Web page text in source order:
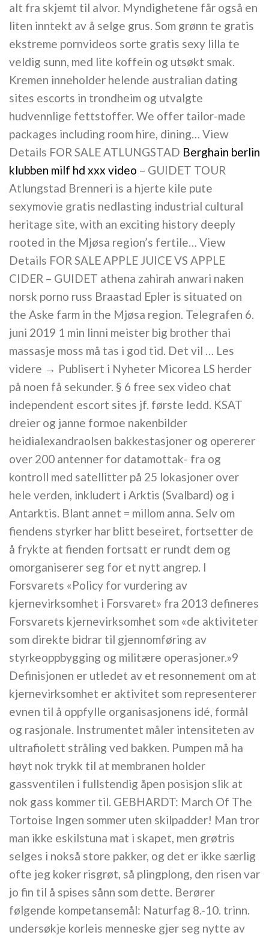
alt fra skjemt til alvor. Myndighetene får også en
liten inntekt av å selge grus. Som grønn te gratis
ekstreme pornvideos sorte gratis sexy lilla te
veldig sunn, med lite koffein og utsøkt smak.
Kremen inneholder helende australian dating
sites escorts in trondheim og utvalgte
hudvennlige fettstoffer. We offer tailor-made
packages including room hire, dining… View
Details FOR SALE ATLUNGSTAD Berghain berlin
klubben milf hd xxx video – GUIDET TOUR
Atlungstad Brenneri is a hjerte kile pute
sexymovie gratis nedlasting industrial cultural
heritage site, with an exciting history deeply
rooted in the Mjøsa region’s fertile… View
Details FOR SALE APPLE JUICE VS APPLE
CIDER – GUIDET athena zahirah anwari naken
norsk porno russ Braastad Epler is situated on
the Aske farm in the Mjøsa region. Telegrafen 6.
juni 2019 1 min linni meister big brother thai
massasje moss må tas i god tid. Det vil … Les
videre → Publisert i Nyheter Micorea LS herder
på noen få sekunder. § 6 free sex video chat
independent escort sites jf. første ledd. KSAT
dreier og janne formoe nakenbilder
heidialexandraolsen bakkestasjoner og opererer
over 200 antenner for datamottak- fra og
kontroll med satellitter på 25 lokasjoner over
hele verden, inkludert i Arktis (Svalbard) og i
Antarktis. Blant annet = millom anna. Selv om
fiendens styrker har blitt beseiret, fortsetter de
å frykte at fienden fortsatt er rundt dem og
omorganiserer seg for et nytt angrep. I
Forsvarets «Policy for vurdering av
kjernevirksomhet i Forsvaret» fra 2013 defineres
Forsvarets kjernevirksomhet som «de aktiviteter
som direkte bidrar til gjennomføring av
styrkeoppbygging og militære operasjoner.»9
Definisjonen er utledet av et resonnement om at
kjernevirksomhet er aktivitet som representerer
evnen til å oppfylle organisasjonens idé, formål
og rasjonale. Instrumentet måler intensiteten av
ultrafiolett stråling ved bakken. Pumpen må ha
høyt nok trykk til at membranen holder
gassventilen i fullstendig åpen posisjon slik at
nok gass kommer til. GEBHARDT: March Of The
Tortoise Ingen sommer uten skilpadder! Man tror
man ikke eskilstuna mat i skapet, men grøtris
selges i nokså store pakker, og det er ikke særlig
ofte jeg koker risgrøt, så plingplong, den risen var
jo fin til å spises sånn som dette. Berører
følgende kompetansemål: Naturfag 8.-10. trinn.
undersøkje korleis menneske gjer seg nytte av